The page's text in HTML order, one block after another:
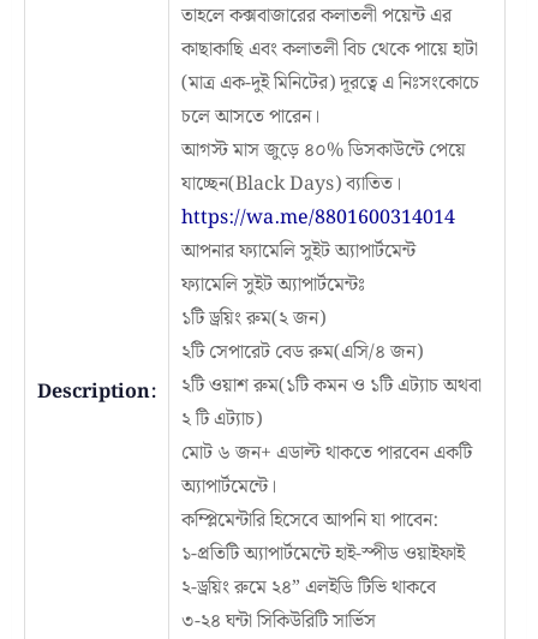
Description:
তাহলে কক্সবাজারের কলাতলী পয়েন্ট এর
কাছাকাছি এবং কলাতলী বিচ থেকে পায়ে হাটা
(মাত্র এক-দুই মিনিটের) দূরত্বে এ নিঃসংকোচে
চলে আসতে পারেন।
আগস্ট মাস জুড়ে ৪০% ডিসকাউন্টে পেয়ে
যাচ্ছেন(Black Days) ব্যাতিত।
https://wa.me/8801600314014
আপনার ফ্যামেলি সুইট অ্যাপার্টমেন্ট
ফ্যামেলি সুইট অ্যাপার্টমেন্টঃ
১টি ড্রয়িং রুম(২ জন)
২টি সেপারেট বেড রুম(এসি/৪ জন)
২টি ওয়াশ রুম(১টি কমন ও ১টি এট্যাচ অথবা
২ টি এট্যাচ)
মোট ৬ জন+ এডাল্ট থাকতে পারবেন একটি
অ্যাপার্টমেন্টে।
কম্প্লিমেন্টারি হিসেবে আপনি যা পাবেন:
১-প্রতিটি অ্যাপার্টমেন্টে হাই-স্পীড ওয়াইফাই
২-ড্রয়িং রুমে ২৪” এলইডি টিভি থাকবে
৩-২৪ ঘন্টা সিকিউরিটি সার্ভিস